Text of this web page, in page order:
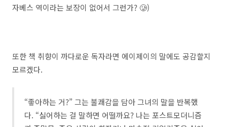
자베스 역이라는 보장이 없어서 그런가? 🥲)
또한 책 취향이 까다로운 독자라면 에이제이의 말에도 공감할지
모르겠다.
“좋아하는 거?” 그는 불쾌감을 담아 그녀의 말을 반복했
다. “싫어하는 걸 말하면 어떨까요? 나는 포스트모더니즘